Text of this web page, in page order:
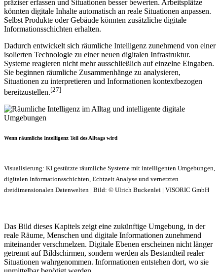
präziser erfassen und Situationen besser bewerten. Arbeitsplätze
könnten digitale Inhalte automatisch an reale Situationen anpassen.
Selbst Produkte oder Gebäude könnten zusätzliche digitale
Informationsschichten erhalten.
Dadurch entwickelt sich räumliche Intelligenz zunehmend von einer
isolierten Technologie zu einer neuen digitalen Infrastruktur.
Systeme reagieren nicht mehr ausschließlich auf einzelne Eingaben.
Sie beginnen räumliche Zusammenhänge zu analysieren,
Situationen zu interpretieren und Informationen kontextbezogen
bereitzustellen.[27]
Wenn räumliche Intelligenz Teil des Alltags wird
Visualisierung: KI gestützte räumliche Systeme mit intelligenten Umgebungen,
digitalen Informationsschichten, Echtzeit Analyse und vernetzten
dreidimensionalen Datenwelten | Bild: © Ulrich Buckenlei | VISORIC GmbH
Das Bild dieses Kapitels zeigt eine zukünftige Umgebung, in der
reale Räume, Menschen und digitale Informationen zunehmend
miteinander verschmelzen. Digitale Ebenen erscheinen nicht länger
getrennt auf Bildschirmen, sondern werden als Bestandteil realer
Situationen wahrgenommen. Informationen entstehen dort, wo sie